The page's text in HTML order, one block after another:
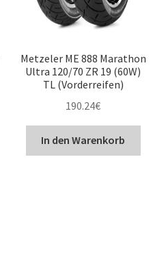
Metzeler ME 888 Marathon
Ultra 120/70 ZR 19 (60W)
TL (Vorderreifen)
190.24€
In den Warenkorb